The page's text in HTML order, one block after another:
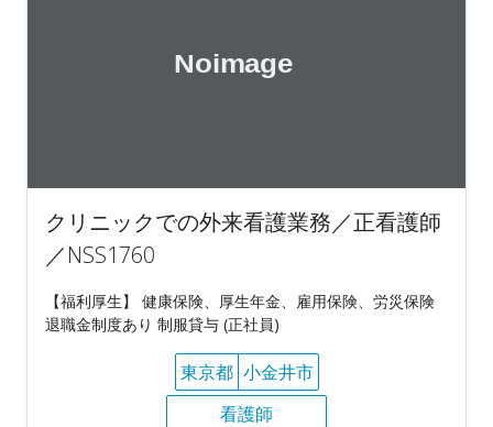
クリニックでの外来看護業務／正看護師
／NSS1760
【福利厚生】 健康保険、厚生年金、雇用保険、労災保険
退職金制度あり 制服貸与 (正社員)
東京都 小金井市
看護師